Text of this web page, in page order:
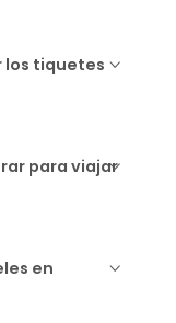
los tiquetes
para viajar
en